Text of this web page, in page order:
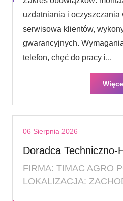
uzdatniania i oczyszczania
serwisowa klientów,
gwarancyjnych.
telefon, chęć do pracy i...
06 Sierpnia 2026
Doradca Techniczno-
FIRMA: TIMAC AGRO
LOKALIZACJA: